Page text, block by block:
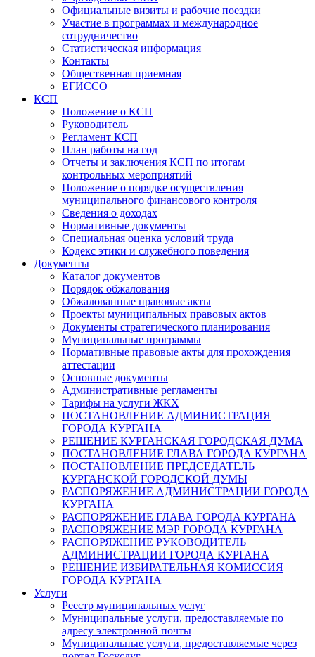
Официальные визиты и рабочие поездки
Участие в программах и международное
сотрудничество
Статистическая информация
Контакты
Общественная приемная
ЕГИССО
КСП
Положение о КСП
Руководитель
Регламент КСП
План работы на год
Отчеты и заключения КСП по итогам
контрольных мероприятий
Положение о порядке осуществления
муниципального финансового контроля
Сведения о доходах
Нормативные документы
Специальная оценка условий труда
Кодекс этики и служебного поведения
Документы
Каталог документов
Порядок обжалования
Обжалованные правовые акты
Проекты муниципальных правовых актов
Документы стратегического планирования
Муниципальные программы
Нормативные правовые акты для прохождения
аттестации
Основные документы
Административные регламенты
Тарифы на услуги ЖКХ
ПОСТАНОВЛЕНИЕ АДМИНИСТРАЦИЯ
ГОРОДА КУРГАНА
РЕШЕНИЕ КУРГАНСКАЯ ГОРОДСКАЯ ДУМА
ПОСТАНОВЛЕНИЕ ГЛАВА ГОРОДА КУРГАНА
ПОСТАНОВЛЕНИЕ ПРЕДСЕДАТЕЛЬ
КУРГАНСКОЙ ГОРОДСКОЙ ДУМЫ
РАСПОРЯЖЕНИЕ АДМИНИСТРАЦИИ ГОРОДА
КУРГАНА
РАСПОРЯЖЕНИЕ ГЛАВА ГОРОДА КУРГАНА
РАСПОРЯЖЕНИЕ МЭР ГОРОДА КУРГАНА
РАСПОРЯЖЕНИЕ РУКОВОДИТЕЛЬ
АДМИНИСТРАЦИИ ГОРОДА КУРГАНА
РЕШЕНИЕ ИЗБИРАТЕЛЬНАЯ КОМИССИЯ
ГОРОДА КУРГАНА
Услуги
Реестр муниципальных услуг
Муниципальные услуги, предоставляемые по
адресу электронной почты
Муниципальные услуги, предоставляемые через